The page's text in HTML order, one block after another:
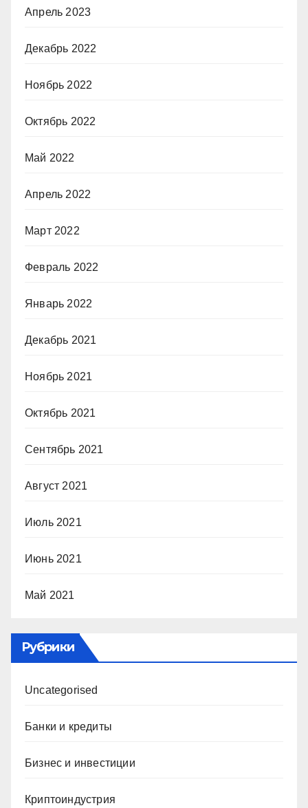
Апрель 2023
Декабрь 2022
Ноябрь 2022
Октябрь 2022
Май 2022
Апрель 2022
Март 2022
Февраль 2022
Январь 2022
Декабрь 2021
Ноябрь 2021
Октябрь 2021
Сентябрь 2021
Август 2021
Июль 2021
Июнь 2021
Май 2021
Рубрики
Uncategorised
Банки и кредиты
Бизнес и инвестиции
Криптоиндустрия